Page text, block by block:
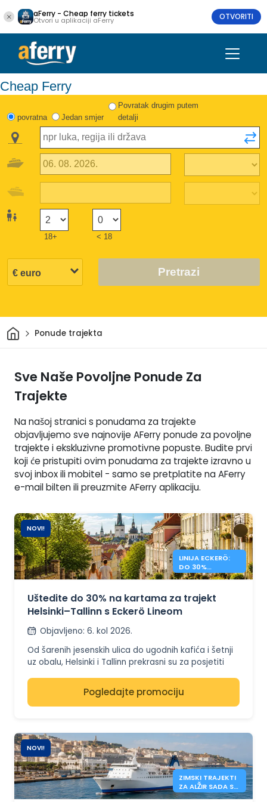
aFerry - Cheap ferry tickets
Otvori u aplikaciji aFerry OTVORITI
Cheap Ferry
povratna Jedan smjer
Povratak drugim putem
detalji
18+ < 18
Pretrazi
DomPonude trajekta
Sve Naše Povoljne Ponude Za
Trajekte
Na našoj stranici s ponudama za trajekte
objavljujemo sve najnovije AFerry ponude za povoljne
trajekte i ekskluzivne promotivne popuste. Budite prvi
koji će pristupiti ovim ponudama za trajekte izravno u
svoj inbox ili mobitel - samo se pretplatite na AFerry
e-mail bilten ili preuzmite AFerry aplikaciju.
NOVI!
LINIJA ECKERÖ:
DO 30%
POPUSTA NA
TALLINN
Uštedite do 30% na kartama za trajekt
Helsinki–Tallinn s Eckerö Lineom
Objavljeno: 6. kol 2026.
Od šarenih jesenskih ulica do ugodnih kafića i šetnji
uz obalu, Helsinki i Tallinn prekrasni su za posjetiti
razdoblju uštedite do 30% na odabranim kartama
za trajekt Eckerö Line, bez obzira planirate li
jednodnevni izlet, vikend bijeg ili dulji boravak preko
Dostupna na obje rute Eckerö Line, ova ponuda daje
vam više razloga za istraživanje Finske i Estonije po
nižoj cijeni. Rezervirajte tijekom promotivnog
razdoblja kako biste ostvarili uštede na odabranim
polascima prije isteka ponude.
Pogledajte promociju
NOVI!
ZIMSKI TRAJEKTI
ZA ALŽIR SADA SU
OTVORENI